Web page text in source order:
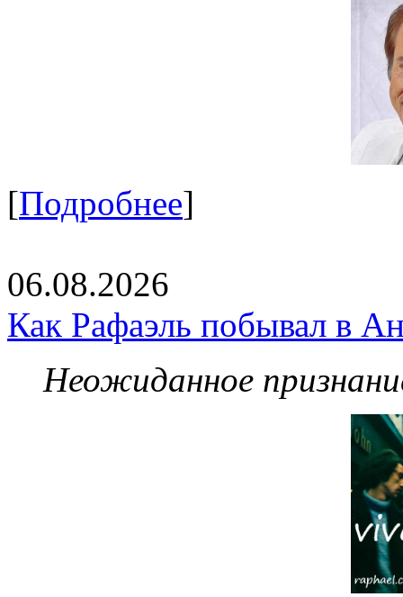
[Подробнее]
06.08.2026
Как Рафаэль побывал в
Неожиданное